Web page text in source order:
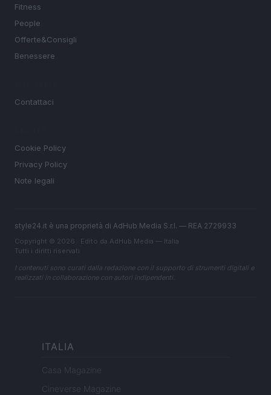
Fitness
People
Offerte&Consigli
Benessere
Contattaci
Cookie Policy
Privacy Policy
Note legali
style24.it è una proprietà di AdHub Media S.r.l. — REA 2729933
Copyright © 2026 · Edito da AdHub Media — Italia
Tutti i diritti riservati
I contenuti sono curati dalla redazione con il supporto di strumenti digitali e
realizzati in collaborazione con autori indipendenti.
ITALIA
Casa Magazine
Cineverse Magazine